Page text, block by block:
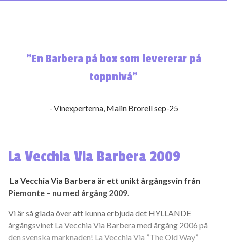
”En Barbera på box som levererar på
toppnivå”
- Vinexperterna, Malin Brorell sep-25
La Vecchia Via Barbera 2009
La Vecchia Via Barbera är ett unikt årgångsvin från
Piemonte – nu med årgång 2009.
Vi är så glada över att kunna erbjuda det HYLLANDE
årgångsvinet La Vecchia Via Barbera med årgång 2006 på
den svenska marknaden! La Vecchia Via ”The Old Way”